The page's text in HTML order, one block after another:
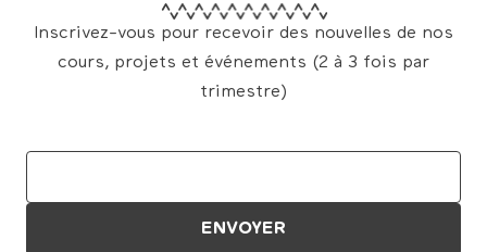
Inscrivez-vous pour recevoir des nouvelles de nos
cours, projets et événements (2 à 3 fois par
trimestre)